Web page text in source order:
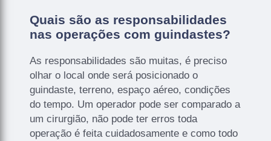
Quais são as responsabilidades
nas operações com guindastes?
As responsabilidades são muitas, é preciso
olhar o local onde será posicionado o
guindaste, terreno, espaço aéreo, condições
do tempo. Um operador pode ser comparado a
um cirurgião, não pode ter erros toda
operação é feita cuidadosamente e como todo